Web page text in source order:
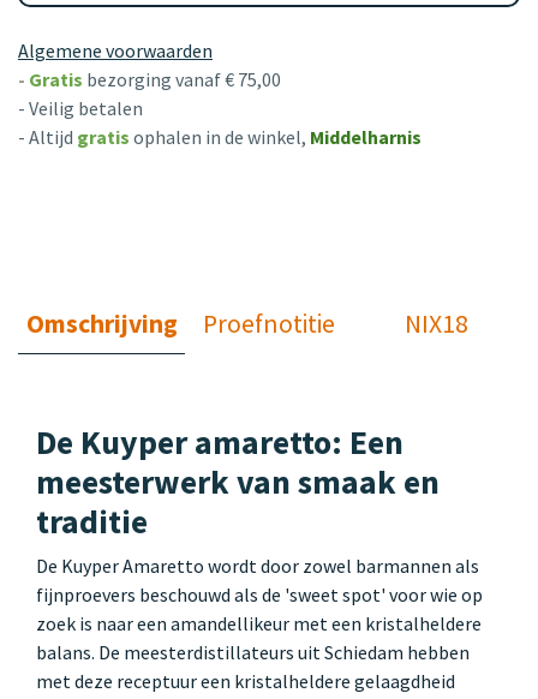
Algemene voorwaarden
- Gratis bezorging vanaf € 75,00
- Veilig betalen
- Altijd gratis ophalen in de winkel, Middelharnis
Omschrijving Proefnotitie NIX18
De Kuyper amaretto: Een
meesterwerk van smaak en
traditie
De Kuyper Amaretto wordt door zowel barmannen als
fijnproevers beschouwd als de 'sweet spot' voor wie op
zoek is naar een amandellikeur met een kristalheldere
balans. De meesterdistillateurs uit Schiedam hebben
met deze receptuur een kristalheldere gelaagdheid